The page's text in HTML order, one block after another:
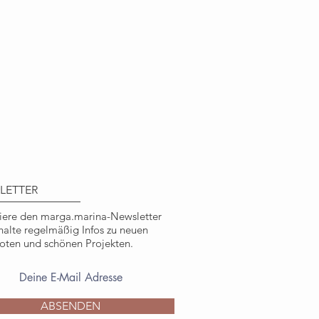
braun
nicht kommerziellen
den marga.marina-Newsletter
regelmäßig Infos zu neuen
und schönen Projekten.
ABSENDEN